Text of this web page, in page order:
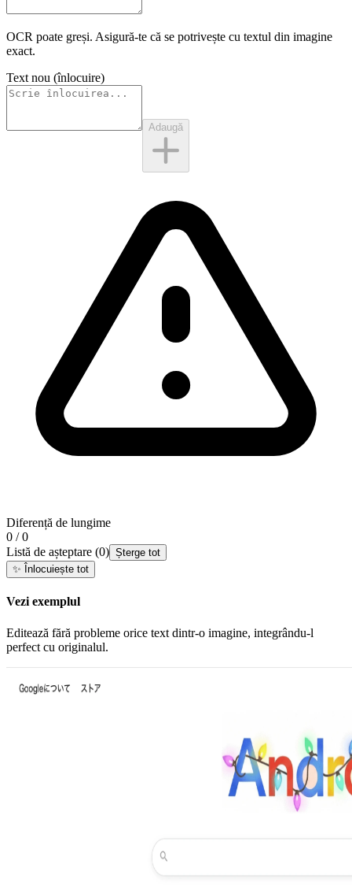
OCR poate greși. Asigură-te că se potrivește cu textul din imagine
exact.
Text nou (înlocuire)
Adaugă
Diferență de lungime
0 / 0
Listă de așteptare (0) Șterge tot
✨ Înlocuiește tot
Vezi exemplul
Editează fără probleme orice text dintr-o imagine, integrându-l
perfect cu originalul.